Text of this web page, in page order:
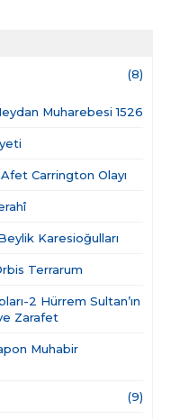
(8)
Muharebesi 1526
Carrington Olayı
Karesioğulları
Terrarum
2 Hürrem Sultan’ın
Zarafet
Muhabir
(9)